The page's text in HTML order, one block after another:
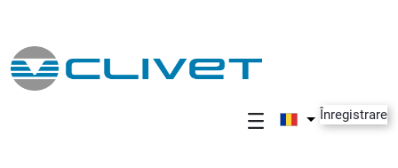
Skip to Main Content
Înregistrare